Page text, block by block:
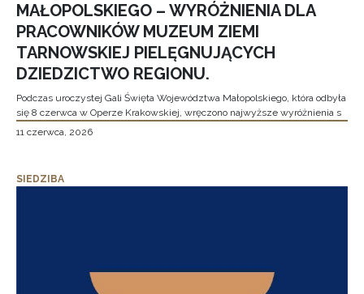
MAŁOPOLSKIEGO – WYRÓŻNIENIA DLA
PRACOWNIKÓW MUZEUM ZIEMI
TARNOWSKIEJ PIELĘGNUJĄCYCH
DZIEDZICTWO REGIONU.
Podczas uroczystej Gali Święta Województwa Małopolskiego, która odbyła
się 8 czerwca w Operze Krakowskiej, wręczono najwyższe wyróżnienia s
11 czerwca, 2026
SIEDZIBA